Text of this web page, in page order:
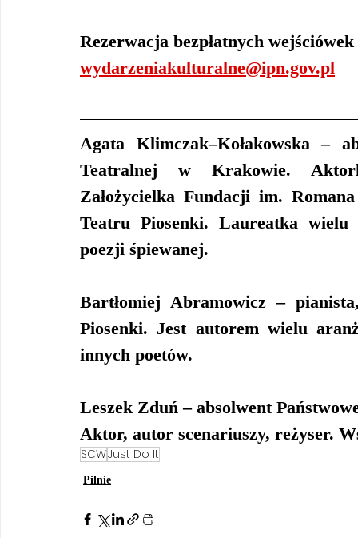
Rezerwacja bezpłatnych
wydarzeniakulturalne@ipn.gov.pl
Agata Klimczak–Kołakowska –
Teatralnej w Krakowie.
Założycielka Fundacji im.
Teatru Piosenki. Laureatka
poezji śpiewanej.
Bartłomiej Abramowicz –
Piosenki. Jest autorem wielu
innych poetów.
Leszek Zduń – absolwent
Aktor, autor scenariuszy, reżyser.
SCWJust Do It
Pilnie